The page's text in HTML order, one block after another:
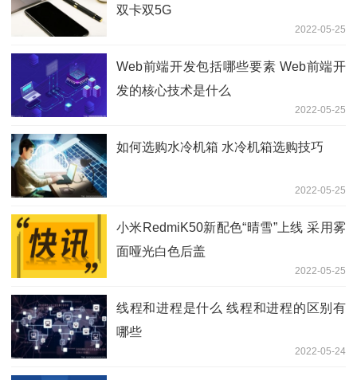
双卡双5G
2022-05-25
Web前端开发包括哪些要素 Web前端开
发的核心技术是什么
2022-05-25
如何选购水冷机箱 水冷机箱选购技巧
2022-05-25
小米RedmiK50新配色“晴雪”上线 采用雾
面哑光白色后盖
2022-05-25
线程和进程是什么 线程和进程的区别有
哪些
2022-05-24